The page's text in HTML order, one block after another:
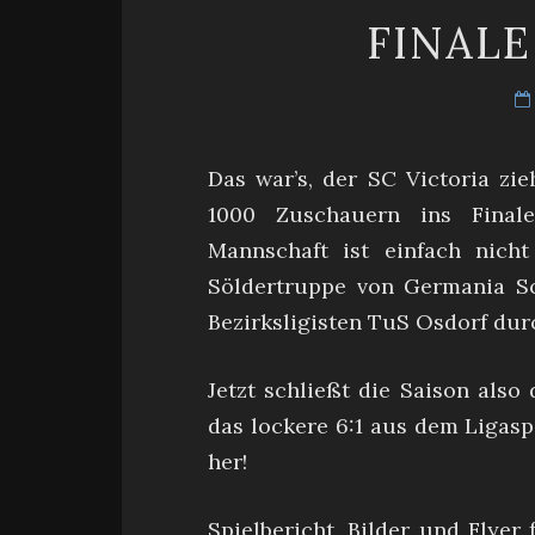
Das war’s, der SC Victoria
1000 Zuschauern ins
Mannschaft ist einfach
Söldertruppe von Germania
Bezirksligisten TuS Osdorf
Jetzt schließt die Saison also
das lockere 6:1 aus dem
her!